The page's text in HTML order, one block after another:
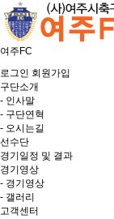
여주FC
로그인 회원가입
구단소개
- 인사말
- 구단연혁
- 오시는길
선수단
경기일정 및 결과
경기영상
- 경기영상
- 갤러리
고객센터